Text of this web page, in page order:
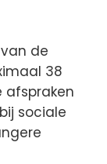
de
38
afspraken
sociale